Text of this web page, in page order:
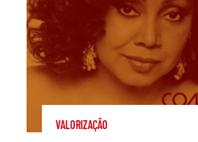
VALORIZAÇÃO